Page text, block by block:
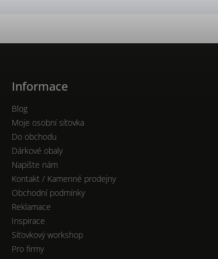
Informace
Blog
Moje osobní síťovka
Do obchodu
Dárkové obaly
Napište nám
Kontakt / Kamenné prodejny
Obchodní podmínky
Reklamace
Inspirace
Síťovkový workshop
Pro firmy